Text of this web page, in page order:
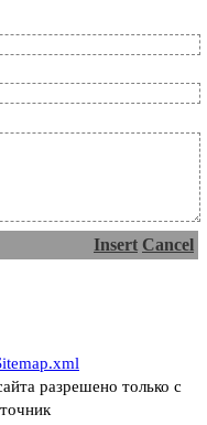
Insert Cancel
разрешено только с